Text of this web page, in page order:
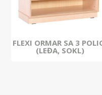
FLEXI ORMAR SA 3
(LEĐA, SOKL)